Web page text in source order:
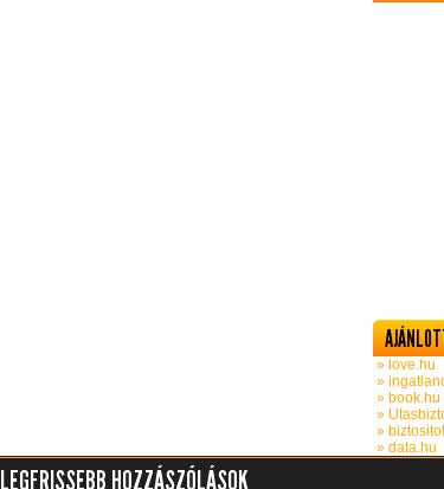
» love.hu
»
» book.hu
»
»
» data.hu
LEGFRISSEBB HOZZÁSZÓLÁSOK